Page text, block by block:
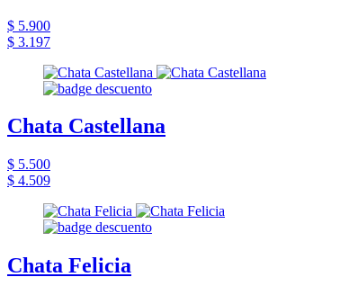
$ 5.900
$ 3.197
Chata Castellana
$ 5.500
$ 4.509
Chata Felicia